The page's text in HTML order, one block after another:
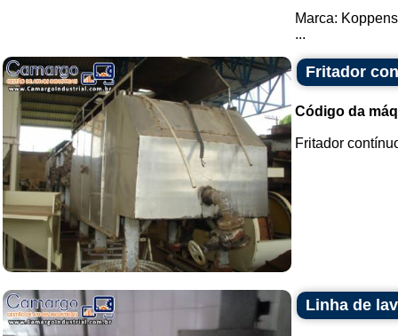
Marca:
...
Fritador
Código da
Fritador
Linha de